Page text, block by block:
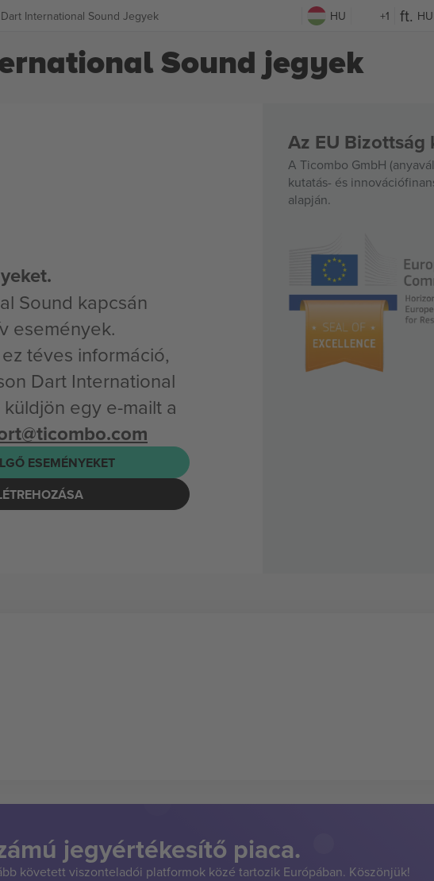
International Sound Jegyek HU +1
Sound jegyek
Sound kapcsán
események.
téves információ,
Dart International
egy e-mailt a
ESEMÉNYEKET
Az EU
A Ticombo GmbH
kutatás- és
alapján.
jegyértékesítő piaca.
követett viszonteladói platformok közé tartozik Európában. Köszönjük!